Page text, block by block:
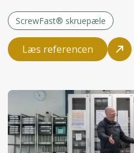
ScrewFast® skruepæle
Læs referencen